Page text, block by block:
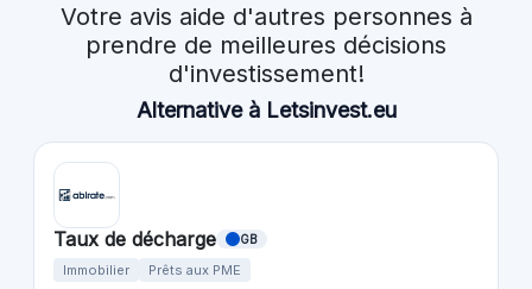
Votre avis aide d'autres personnes à
prendre de meilleures décisions
d'investissement!
Alternative à Letsinvest.eu
Taux de décharge GB
Immobilier
Prêts aux PME